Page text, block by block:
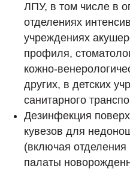
ЛПУ, в том числе в
отделениях
учреждениях
профиля,
кожно-
других, в детских
санитарного
Дезинфекция
кувезов для
(включая
палаты